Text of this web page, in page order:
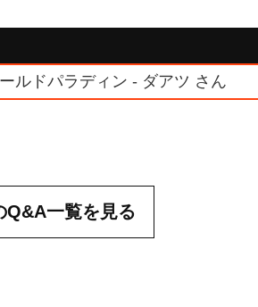
ルドパラディン - ダアツ さん
Q&A一覧を見る